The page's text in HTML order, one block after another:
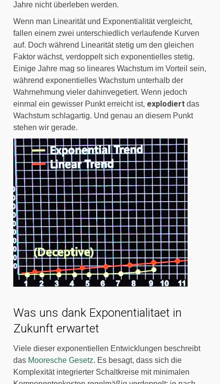
Jahre nicht überleben werden.
Wenn man Linearität und Exponentialität vergleicht,
fallen einem zwei unterschiedlich verlaufende Kurven
auf. Doch während Linearität stetig um den gleichen
Faktor wächst, verdoppelt sich exponentielles stetig.
Einige Jahre mag so lineares Wachstum im Vorteil sein,
während exponentielles Wachstum unterhalb der
Wahrnehmung vieler dahinvegetiert. Wenn jedoch
einmal ein gewisser Punkt erreicht ist, explodiert das
Wachstum schlagartig. Und genau an diesem Punkt
stehen wir gerade.
Was uns dank Exponentialitaet in
Zukunft erwartet
Viele dieser exponentiellen Entwicklungen beschreibt
das Mooresche Gesetz. Es besagt, dass sich die
Komplexität integrierter Schaltkreise mit minimalen